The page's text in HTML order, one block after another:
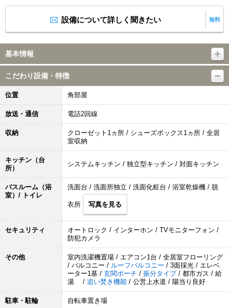
設備について詳しく聞きたい 無料
基本情報
こだわり設備・特徴
位置 角部屋
放送・通信 電話2回線
収納
クローゼット1ヵ所 / シューズボックス1ヵ所 / 全居
室収納
キッチン（台
所）
システムキッチン / 独立型キッチン / 対面キッチン
バスルーム（浴
室）/ トイレ
洗面台 / 洗面所独立 / 洗面化粧台 / 浴室乾燥機 / 脱
衣所 写真を見る
セキュリティ
オートロック / インターホン / TVモニターフォン /
防犯カメラ
その他
室内洗濯機置場 / エアコン1台 / 全居室フローリング
/ バルコニー / ルーフバルコニー / 3面採光 / エレベ
ーター1基 / 玄関ポーチ / 振分タイプ / 都市ガス / 給
湯 / 追い焚き機能 / 公営上水道 / 陽当り良好
駐車・駐輪 自転車置き場